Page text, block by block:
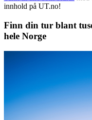
innhold på UT.no!
Finn din tur blant
hele Norge